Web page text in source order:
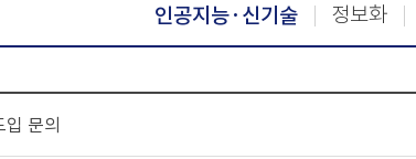
인공지능·신기술 정보화
입 문의